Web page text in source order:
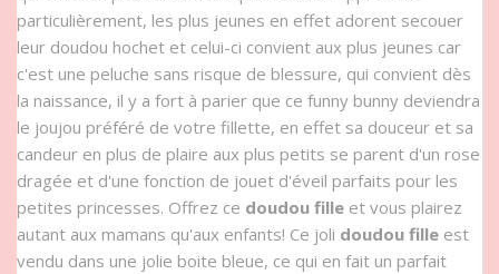
particulièrement, les plus jeunes en effet adorent secouer
leur doudou hochet et celui-ci convient aux plus jeunes car
c'est une peluche sans risque de blessure, qui convient dès
la naissance, il y a fort à parier que ce funny bunny deviendra
le joujou préféré de votre fillette, en effet sa douceur et sa
candeur en plus de plaire aux plus petits se parent d'un rose
dragée et d'une fonction de jouet d'éveil parfaits pour les
petites princesses. Offrez ce doudou fille et vous plairez
autant aux mamans qu'aux enfants! Ce joli doudou fille est
vendu dans une jolie boite bleue, ce qui en fait un parfait